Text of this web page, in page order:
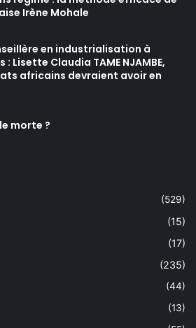
Irène Mohale
en industrialisation à
: Lisette Claudia TAME NJAMBE,
africains devraient avoir en
morte ?
(529)
(15)
(17)
(235)
(44)
(13)